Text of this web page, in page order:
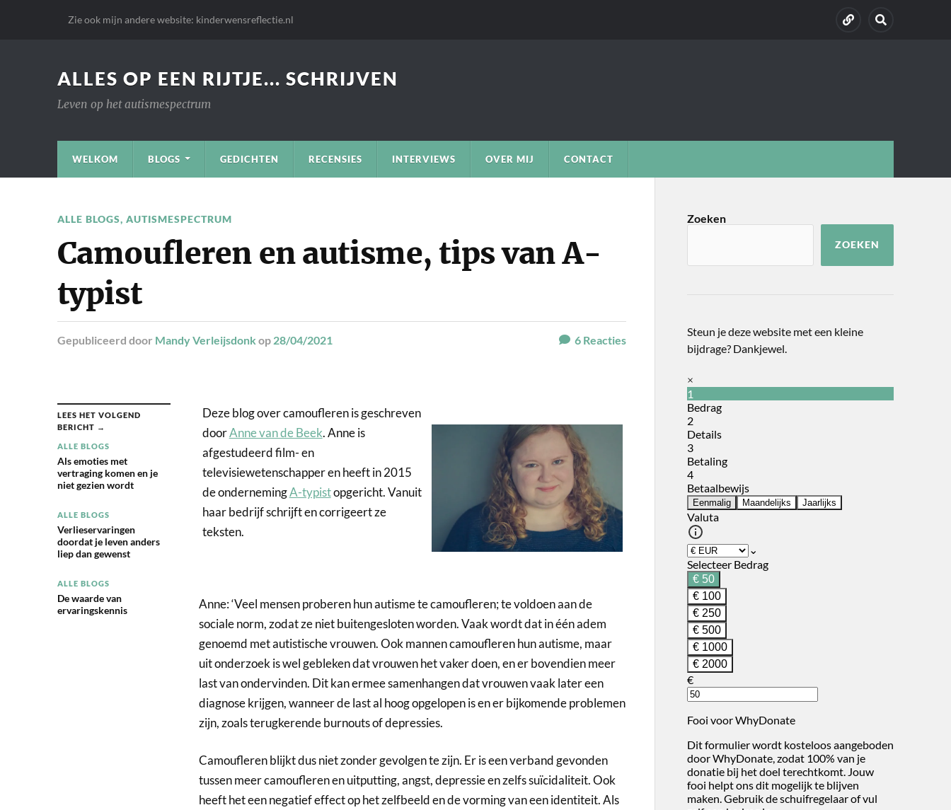
Zie ook mijn andere website: kinderwensreflectie.nl
ALLES OP EEN RIJTJE... SCHRIJVEN
Leven op het autismespectrum
WELKOM BLOGS GEDICHTEN RECENSIES INTERVIEWS OVER MIJ CONTACT
ALLE BLOGS, AUTISMESPECTRUM
Camoufleren en autisme, tips van A-
typist
Gepubliceerd door Mandy Verleijsdonk op 28/04/2021 6Reacties
LEES HET VOLGEND
BERICHT →
ALLE BLOGS
Als emoties met
vertraging komen en je
niet gezien wordt
ALLE BLOGS
Verlieservaringen
doordat je leven anders
liep dan gewenst
ALLE BLOGS
De waarde van
ervaringskennis
Deze blog over camoufleren is geschreven
doorAnne van de Beek. Anne is
afgestudeerd film- en
televisiewetenschapper en heeft in 2015
de ondernemingA-typistopgericht. Vanuit
haar bedrijf schrijft en corrigeert ze
teksten.
Anne: ‘Veel mensen proberen hun autisme te camoufleren; te voldoen aan de
sociale norm, zodat ze niet buitengesloten worden. Vaak wordt dat in één adem
genoemd met autistische vrouwen. Ook mannen camoufleren hun autisme, maar
uit onderzoek is wel gebleken dat vrouwen het vaker doen, en er bovendien meer
last van ondervinden. Dit kan ermee samenhangen dat vrouwen vaak later een
diagnose krijgen, wanneer de last al hoog opgelopen is en er bijkomende problemen
zijn, zoals terugkerende burnouts of depressies.
Camoufleren blijkt dus niet zonder gevolgen te zijn. Er is een verband gevonden
tussen meer camoufleren en uitputting, angst, depressie en zelfs suïcidaliteit. Ook
heeft het een negatief effect op het zelfbeeld en de vorming van een identiteit. Als
Zoeken
ZOEKEN
Steun je deze website met een kleine
bijdrage? Dankjewel.